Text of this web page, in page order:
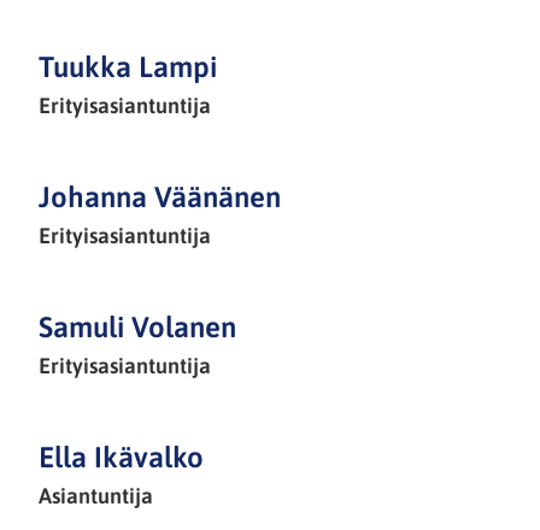
Tuukka Lampi
Erityisasiantuntija
Johanna Väänänen
Erityisasiantuntija
Samuli Volanen
Erityisasiantuntija
Ella Ikävalko
Asiantuntija